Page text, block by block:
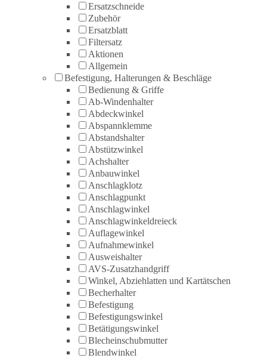
Ersatzschneide
Zubehör
Ersatzblatt
Filtersatz
Aktionen
Allgemein
Befestigung, Halterungen & Beschläge
Bedienung & Griffe
Ab-Windenhalter
Abdeckwinkel
Abspannklemme
Abstandshalter
Abstützwinkel
Achshalter
Anbauwinkel
Anschlagklotz
Anschlagpunkt
Anschlagwinkel
Anschlagwinkeldreieck
Auflagewinkel
Aufnahmewinkel
Ausweishalter
AVS-Zusatzhandgriff
Winkel, Abziehlatten und Kartätschen
Becherhalter
Befestigung
Befestigungswinkel
Betätigungswinkel
Blecheinschubmutter
Blendwinkel